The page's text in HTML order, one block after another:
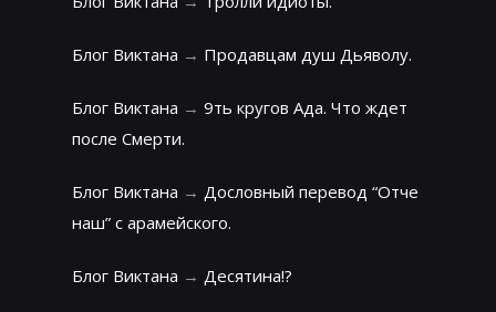
Блог Виктана → Продавцам душ Дьяволу.
Блог Виктана → 9ть кругов Ада. Что ждет
после Смерти.
Блог Виктана → Дословный перевод “Отче
наш” с арамейского.
Блог Виктана → Десятина!?